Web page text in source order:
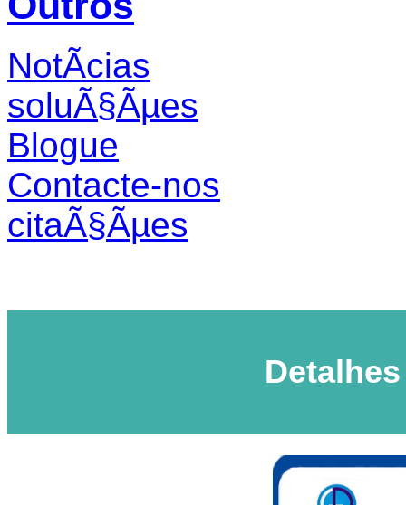
NotÃ­cias
soluÃ§Ãµes
Blogue
Contacte-nos
citaÃ§Ãµes